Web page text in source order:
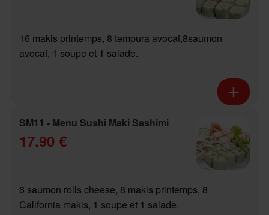
16 makis printemps, 8 tempura avocat,8saumon
avocat, 1 soupe et 1 salade.
SM11 - Menu Sushi Maki Sashimi
17.90 €
6 saumon rolls cheese, 8 makis printemps, 8
California makis, 1 soupe et 1 salade.